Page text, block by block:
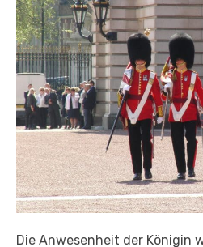
Die Anwesenheit der Königin